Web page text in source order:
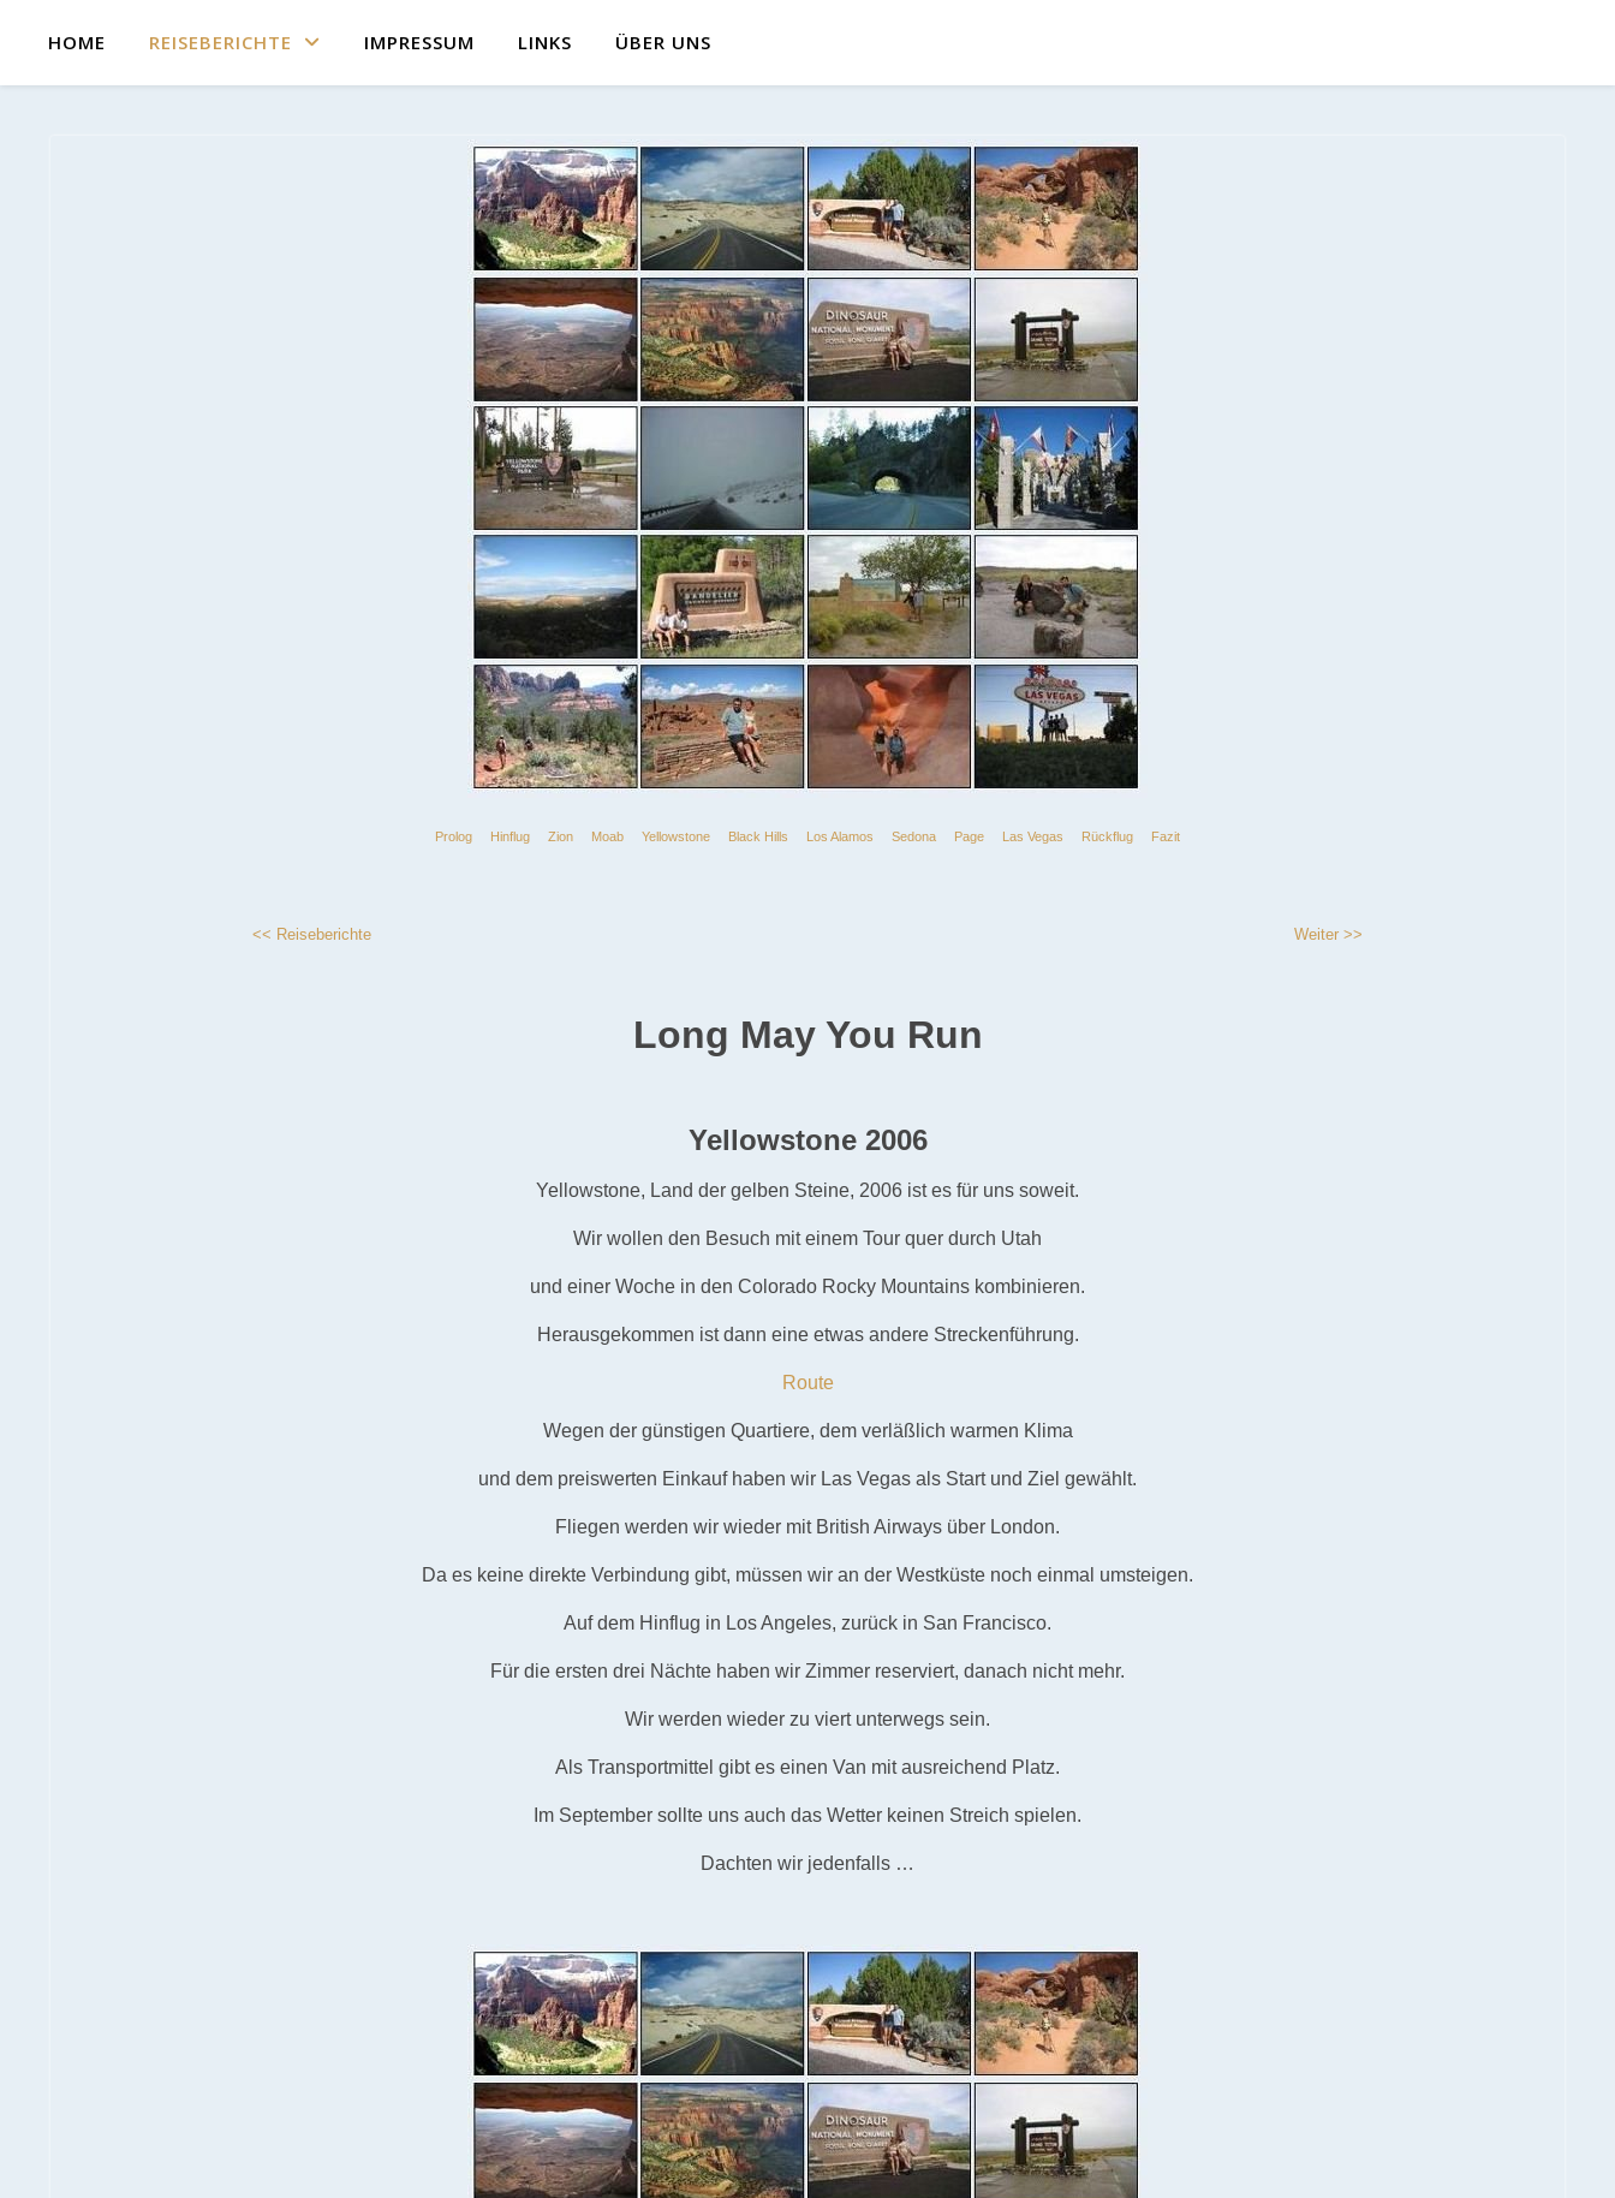
HOME REISEBERICHTE IMPRESSUM LINKS ÜBER UNS
Prolog Hinflug Zion Moab Yellowstone Black Hills Los Alamos Sedona Page Las Vegas Rückflug Fazit
<< Reiseberichte Weiter >>
Long May You Run
Yellowstone 2006
Yellowstone, Land der gelben Steine, 2006 ist es für uns soweit.
Wir wollen den Besuch mit einem Tour quer durch Utah
und einer Woche in den Colorado Rocky Mountains kombinieren.
Herausgekommen ist dann eine etwas andere Streckenführung.
Route
Wegen der günstigen Quartiere, dem verläßlich warmen Klima
und dem preiswerten Einkauf haben wir Las Vegas als Start und Ziel gewählt.
Fliegen werden wir wieder mit British Airways über London.
Da es keine direkte Verbindung gibt, müssen wir an der Westküste noch einmal umsteigen.
Auf dem Hinflug in Los Angeles, zurück in San Francisco.
Für die ersten drei Nächte haben wir Zimmer reserviert, danach nicht mehr.
Wir werden wieder zu viert unterwegs sein.
Als Transportmittel gibt es einen Van mit ausreichend Platz.
Im September sollte uns auch das Wetter keinen Streich spielen.
Dachten wir jedenfalls …